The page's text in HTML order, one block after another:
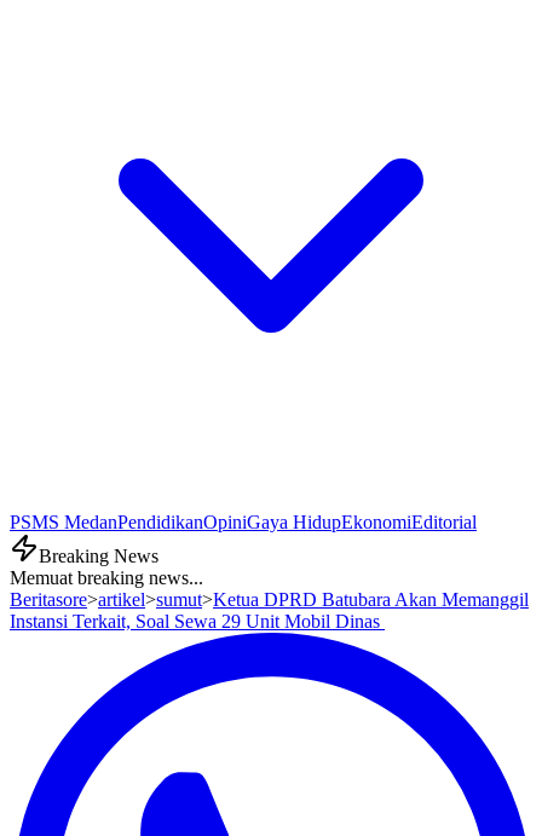
PSMS MedanPendidikanOpiniGaya HidupEkonomiEditorial
Breaking News
Memuat breaking news...
Beritasore>artikel>sumut>Ketua DPRD Batubara Akan Memanggil
Instansi Terkait, Soal Sewa 29 Unit Mobil Dinas